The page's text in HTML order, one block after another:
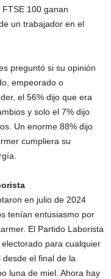
100 ganan
un trabajador en el
preguntó si su opinión
empeorado o
el 56% dijo que era
y solo el 7% dijo
Un enorme 88% dijo
cumpliera su
en julio de 2024
tenían entusiasmo por
El Partido Laborista
para cualquier
el final de la
luna de miel. Ahora hay